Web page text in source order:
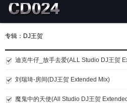
专辑：DJ王贺
迪克牛仔_放手去爱(ALL Studio DJ王贺
刘瑞琦-房间(DJ王贺 Extended Mix)
魔鬼中的天使(All Studio DJ王贺